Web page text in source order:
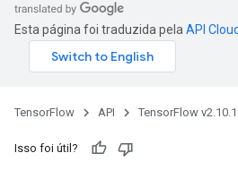
Esta página foi traduzida pela API
TensorFlow API TensorFlow v2.10.1
Isso foi útil?